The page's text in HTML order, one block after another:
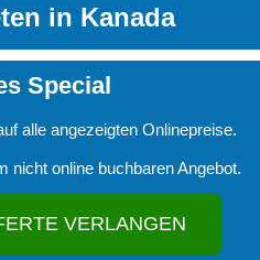
in Kanada
Special
alle angezeigten Onlinepreise.
nicht online buchbaren Angebot.
VERLANGEN